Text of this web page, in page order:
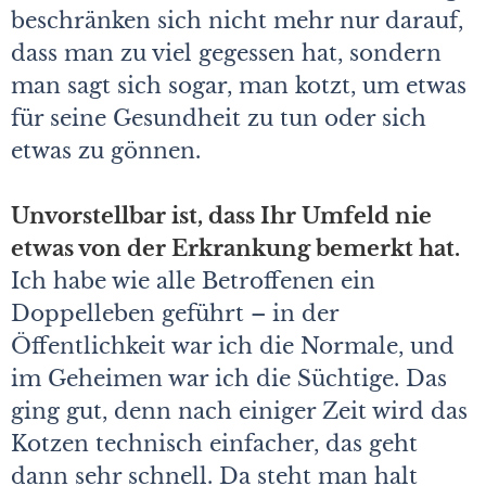
beschränken sich nicht mehr nur darauf,
dass man zu viel gegessen hat, sondern
man sagt sich sogar, man kotzt, um etwas
für seine Gesundheit zu tun oder sich
etwas zu gönnen.
Unvorstellbar ist, dass Ihr Umfeld nie
etwas von der Erkrankung bemerkt hat.
Ich habe wie alle Betroffenen ein
Doppelleben geführt – in der
Öffentlichkeit war ich die Normale, und
im Geheimen war ich die Süchtige. Das
ging gut, denn nach einiger Zeit wird das
Kotzen technisch einfacher, das geht
dann sehr schnell. Da steht man halt